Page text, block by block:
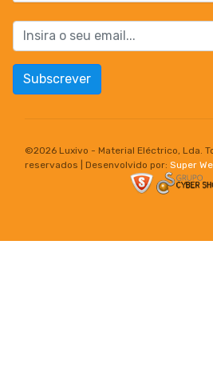
Subscrever
©2026 Luxivo - Material Eléctrico, Lda.
reservados | Desenvolvido por: Super